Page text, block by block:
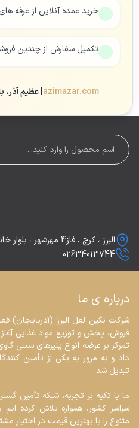
خرید عمده آنلاین از غرفه
تکمیل سفارش از چندین
azimazar.com | عظیم آذر،
درباره ی ما
البرز ، کرج ، فاز4 مهرشهر ، بلوار خانزاده ، سردخانه مهرشهر
02634013744